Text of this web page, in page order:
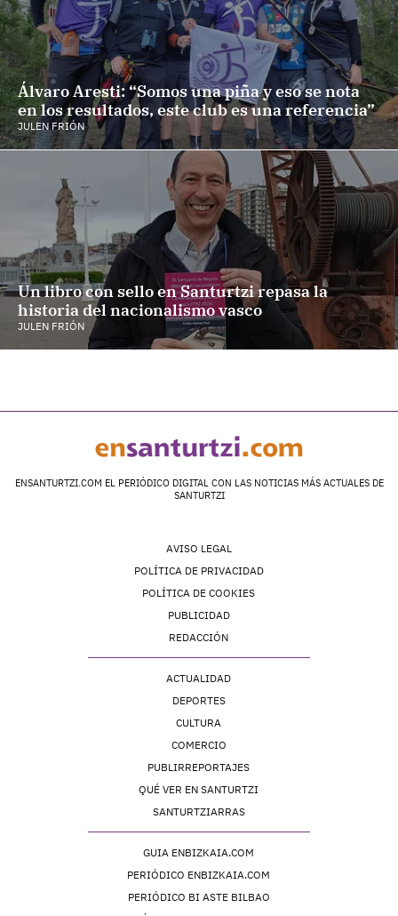
Álvaro Aresti: “Somos una piña y eso se nota
en los resultados, este club es una referencia”
JULEN FRIÓN
Un libro con sello en Santurtzi repasa la
historia del nacionalismo vasco
JULEN FRIÓN
ENSANTURTZI.COM EL PERIÓDICO DIGITAL CON LAS NOTICIAS MÁS ACTUALES DE
SANTURTZI
AVISO LEGAL
POLÍTICA DE PRIVACIDAD
POLÍTICA DE COOKIES
PUBLICIDAD
REDACCIÓN
ACTUALIDAD
DEPORTES
CULTURA
COMERCIO
PUBLIRREPORTAJES
QUÉ VER EN SANTURTZI
SANTURTZIARRAS
GUIA ENBIZKAIA.COM
PERIÓDICO ENBIZKAIA.COM
PERIÓDICO BI ASTE BILBAO